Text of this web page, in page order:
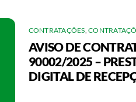
CONTRATAÇÕES,
AVISO DE
90002/2025 –
DIGITAL DE